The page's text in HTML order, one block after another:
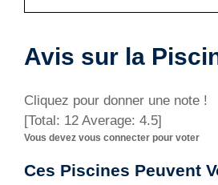
Avis sur la
Cliquez pour donner une note !
[Total: 12 Average: 4.5]
Vous devez vous connecter pour voter
Ces Piscines Peuvent